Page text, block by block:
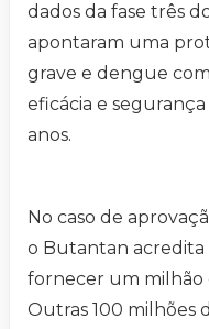
dados da fase três
apontaram uma
grave e dengue
eficácia e
anos.
No caso de
o Butantan
fornecer um milhão
Outras 100 milhões